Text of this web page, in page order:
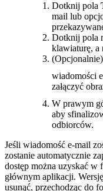
Dotknij pola
mail lub
Dotknij pola
klawiaturę, a
wiadomości
załączyć
W prawym
aby
odbiorców.
Jeśli wiadomość e-mail
zostanie automatycznie
dostęp można uzyskać w
głównym aplikacji.
usunąć, przechodząc do